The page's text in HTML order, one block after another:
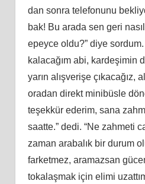
dan sonra telefonunu
bak! Bu arada sen geri
epeyce oldu?” diye
kalacağım abi, kardeşimin
yarın alışverişe çıkacağız,
oradan direkt minibüsle
teşekkür ederim, sana
saatte.” dedi. “Ne zahmeti
zaman arabalık bir durum
farketmez, aramazsan
tokalaşmak için elimi